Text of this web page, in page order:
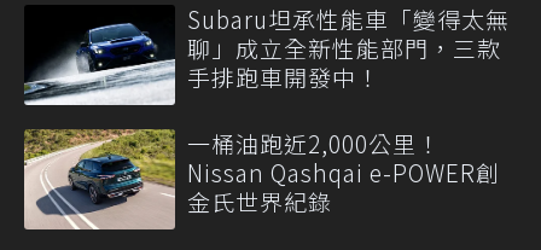
Subaru坦承性能車「變得太無
聊」成立全新性能部門，三款
手排跑車開發中！
一桶油跑近2,000公里！
Nissan Qashqai e-POWER創
金氏世界紀錄